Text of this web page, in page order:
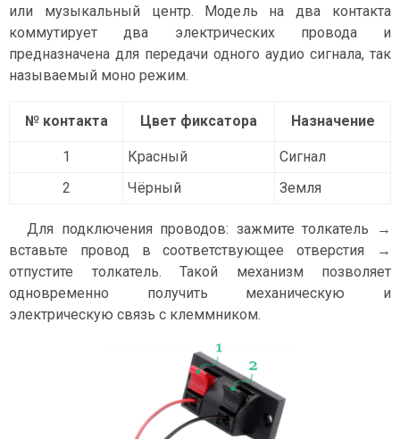
или музыкальный центр. Модель на два контакта
коммутирует два электрических провода и
предназначена для передачи одного аудио сигнала, так
называемый моно режим.
№ контакта Цвет фиксатора Назначение
1 Красный
Сигнал
2
Чёрный Земля
Для подключения проводов: зажмите толкатель →
вставьте провод в соответствующее отверстия →
отпустите толкатель. Такой механизм позволяет
одновременно получить механическую и
электрическую связь с клеммником.